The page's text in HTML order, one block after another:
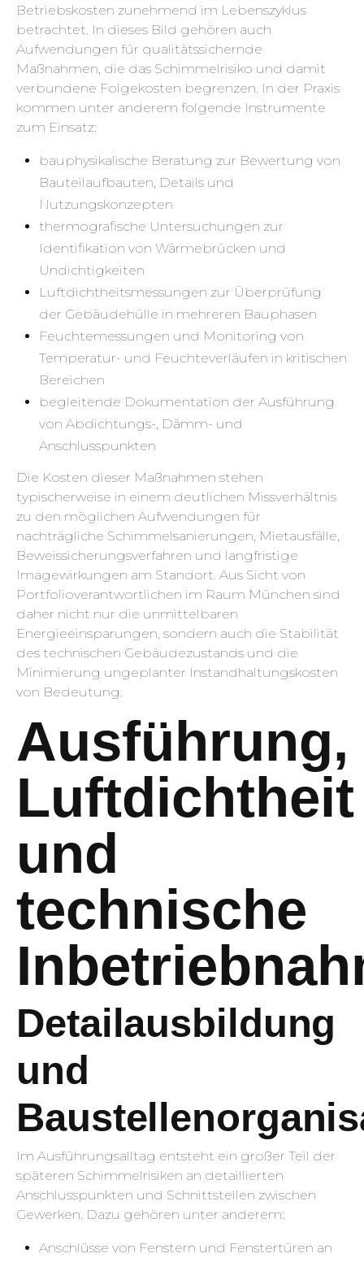
Betriebskosten zunehmend im Lebenszyklus
betrachtet. In dieses Bild gehören auch
Aufwendungen für qualitätssichernde
Maßnahmen, die das Schimmelrisiko und damit
verbundene Folgekosten begrenzen. In der Praxis
kommen unter anderem folgende Instrumente
zum Einsatz:
bauphysikalische Beratung zur Bewertung von
Bauteilaufbauten, Details und
Nutzungskonzepten
thermografische Untersuchungen zur
Identifikation von Wärmebrücken und
Undichtigkeiten
Luftdichtheitsmessungen zur Überprüfung
der Gebäudehülle in mehreren Bauphasen
Feuchtemessungen und Monitoring von
Temperatur- und Feuchteverläufen in kritischen
Bereichen
begleitende Dokumentation der Ausführung
von Abdichtungs-, Dämm- und
Anschlusspunkten
Die Kosten dieser Maßnahmen stehen
typischerweise in einem deutlichen Missverhältnis
zu den möglichen Aufwendungen für
nachträgliche Schimmelsanierungen, Mietausfälle,
Beweissicherungsverfahren und langfristige
Imagewirkungen am Standort. Aus Sicht von
Portfolioverantwortlichen im Raum München sind
daher nicht nur die unmittelbaren
Energieeinsparungen, sondern auch die Stabilität
des technischen Gebäudezustands und die
Minimierung ungeplanter Instandhaltungskosten
von Bedeutung.
Ausführung,
Luftdichtheit
und
technische
Detailausbildung
und
Im Ausführungsalltag entsteht ein großer Teil der
späteren Schimmelrisiken an detaillierten
Anschlusspunkten und Schnittstellen zwischen
Gewerken. Dazu gehören unter anderem:
Anschlüsse von Fenstern und Fenstertüren an